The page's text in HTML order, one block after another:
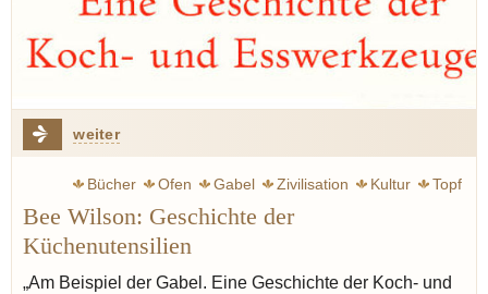
weiter
Bücher Ofen Gabel Zivilisation Kultur
Topf
Magen
Bee Wilson: Geschichte der
Küchenutensilien
„Am Beispiel der Gabel. Eine Geschichte der Koch- und